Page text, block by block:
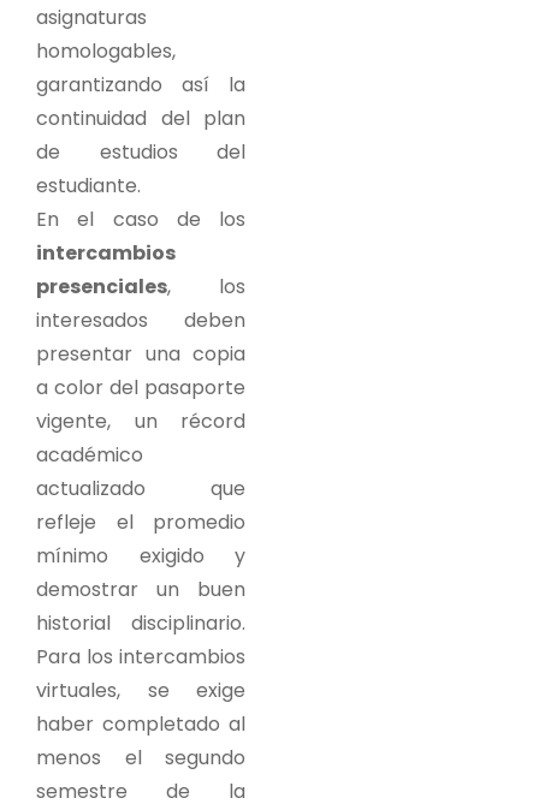
asignaturas
homologables,
garantizando así la
continuidad del plan
de estudios del
estudiante.
En el caso de los
intercambios
presenciales, los
interesados deben
presentar una copia
a color del pasaporte
vigente, un récord
académico
actualizado que
refleje el promedio
mínimo exigido y
demostrar un buen
historial disciplinario.
Para los intercambios
virtuales, se exige
haber completado al
menos el segundo
semestre de la